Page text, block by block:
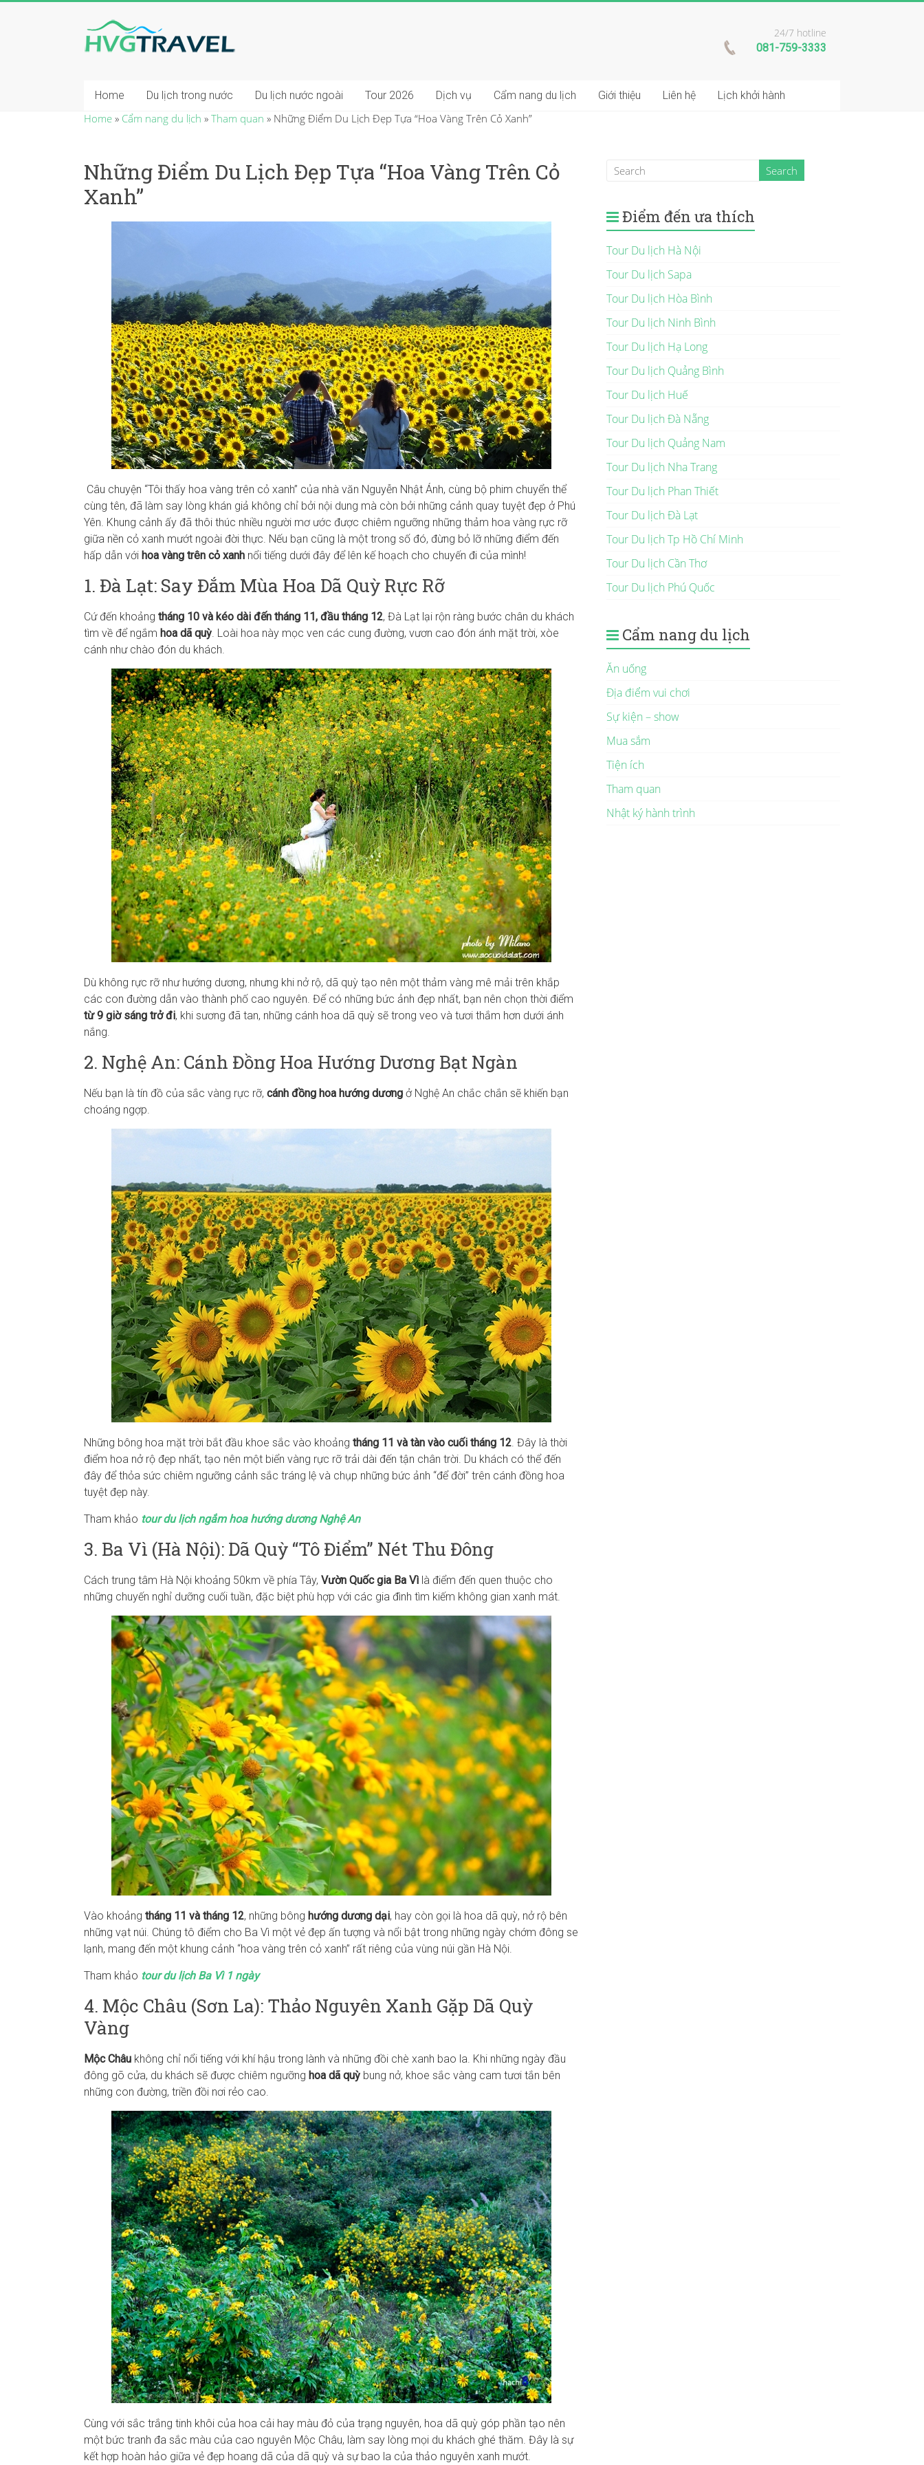
24/7 hotline
081-759-3333
Home Du lịch trong nước Du lịch nước ngoài Tour 2026 Dịch vụ Cẩm nang du lịch Giới thiệu Liên hệ Lịch khởi hành
Home » Cẩm nang du lịch » Tham quan » Những Điểm Du Lịch Đẹp Tựa “Hoa Vàng Trên Cỏ Xanh”
Những Điểm Du Lịch Đẹp Tựa “Hoa Vàng Trên Cỏ
Xanh”
Câu chuyện “Tôi thấy hoa vàng trên cỏ xanh” của nhà văn Nguyễn Nhật Ánh, cùng bộ phim chuyển thể
cùng tên, đã làm say lòng khán giả không chỉ bởi nội dung mà còn bởi những cảnh quay tuyệt đẹp ở Phú
Yên. Khung cảnh ấy đã thôi thúc nhiều người mơ ước được chiêm ngưỡng những thảm hoa vàng rực rỡ
giữa nền cỏ xanh mướt ngoài đời thực. Nếu bạn cũng là một trong số đó, đừng bỏ lỡ những điểm đến
hấp dẫn với hoa vàng trên cỏ xanh nổi tiếng dưới đây để lên kế hoạch cho chuyến đi của mình!
1. Đà Lạt: Say Đắm Mùa Hoa Dã Quỳ Rực Rỡ
Cứ đến khoảng tháng 10 và kéo dài đến tháng 11, đầu tháng 12, Đà Lạt lại rộn ràng bước chân du khách
tìm về để ngắm hoa dã quỳ. Loài hoa này mọc ven các cung đường, vươn cao đón ánh mặt trời, xòe
cánh như chào đón du khách.
Dù không rực rỡ như hướng dương, nhưng khi nở rộ, dã quỳ tạo nên một thảm vàng mê mải trên khắp
các con đường dẫn vào thành phố cao nguyên. Để có những bức ảnh đẹp nhất, bạn nên chọn thời điểm
từ 9 giờ sáng trở đi, khi sương đã tan, những cánh hoa dã quỳ sẽ trong veo và tươi thắm hơn dưới ánh
nắng.
2. Nghệ An: Cánh Đồng Hoa Hướng Dương Bạt Ngàn
Nếu bạn là tín đồ của sắc vàng rực rỡ, cánh đồng hoa hướng dương ở Nghệ An chắc chắn sẽ khiến bạn
choáng ngợp.
Những bông hoa mặt trời bắt đầu khoe sắc vào khoảng tháng 11 và tàn vào cuối tháng 12. Đây là thời
điểm hoa nở rộ đẹp nhất, tạo nên một biển vàng rực rỡ trải dài đến tận chân trời. Du khách có thể đến
đây để thỏa sức chiêm ngưỡng cảnh sắc tráng lệ và chụp những bức ảnh “để đời” trên cánh đồng hoa
tuyệt đẹp này.
Tham khảo tour du lịch ngắm hoa hướng dương Nghệ An
3. Ba Vì (Hà Nội): Dã Quỳ “Tô Điểm” Nét Thu Đông
Cách trung tâm Hà Nội khoảng 50km về phía Tây, Vườn Quốc gia Ba Vì là điểm đến quen thuộc cho
những chuyến nghỉ dưỡng cuối tuần, đặc biệt phù hợp với các gia đình tìm kiếm không gian xanh mát.
Vào khoảng tháng 11 và tháng 12, những bông hướng dương dại, hay còn gọi là hoa dã quỳ, nở rộ bên
những vạt núi. Chúng tô điểm cho Ba Vì một vẻ đẹp ấn tượng và nổi bật trong những ngày chớm đông se
lạnh, mang đến một khung cảnh “hoa vàng trên cỏ xanh” rất riêng của vùng núi gần Hà Nội.
Tham khảo tour du lịch Ba Vì 1 ngày
4. Mộc Châu (Sơn La): Thảo Nguyên Xanh Gặp Dã Quỳ
Vàng
Mộc Châu không chỉ nổi tiếng với khí hậu trong lành và những đồi chè xanh bao la. Khi những ngày đầu
đông gõ cửa, du khách sẽ được chiêm ngưỡng hoa dã quỳ bung nở, khoe sắc vàng cam tươi tắn bên
những con đường, triền đồi nơi rẻo cao.
Cùng với sắc trắng tinh khôi của hoa cải hay màu đỏ của trạng nguyên, hoa dã quỳ góp phần tạo nên
một bức tranh đa sắc màu của cao nguyên Mộc Châu, làm say lòng mọi du khách ghé thăm. Đây là sự
kết hợp hoàn hảo giữa vẻ đẹp hoang dã của dã quỳ và sự bao la của thảo nguyên xanh mướt.
Điểm đến ưa thích
Tour Du lịch Hà Nội
Tour Du lịch Sapa
Tour Du lịch Hòa Bình
Tour Du lịch Ninh Bình
Tour Du lịch Hạ Long
Tour Du lịch Quảng Bình
Tour Du lịch Huế
Tour Du lịch Đà Nẵng
Tour Du lịch Quảng Nam
Tour Du lịch Nha Trang
Tour Du lịch Phan Thiết
Tour Du lịch Đà Lạt
Tour Du lịch Tp Hồ Chí Minh
Tour Du lịch Cần Thơ
Tour Du lịch Phú Quốc
Cẩm nang du lịch
Ăn uống
Địa điểm vui chơi
Sự kiện – show
Mua sắm
Tiện ích
Tham quan
Nhật ký hành trình